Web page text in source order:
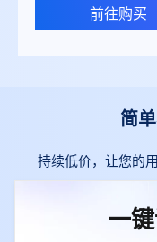
前往购买
简
持续低价，让您的
一